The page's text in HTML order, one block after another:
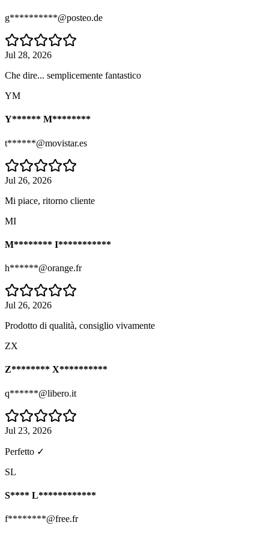
g**********@posteo.de
Jul 28, 2026
Che dire... semplicemente fantastico
YM
Y****** M********
t******@movistar.es
Jul 26, 2026
Mi piace, ritorno cliente
MI
M******** I***********
h******@orange.fr
Jul 26, 2026
Prodotto di qualità, consiglio vivamente
ZX
Z******** X**********
q******@libero.it
Jul 23, 2026
Perfetto ✓
SL
S**** L************
f********@free.fr